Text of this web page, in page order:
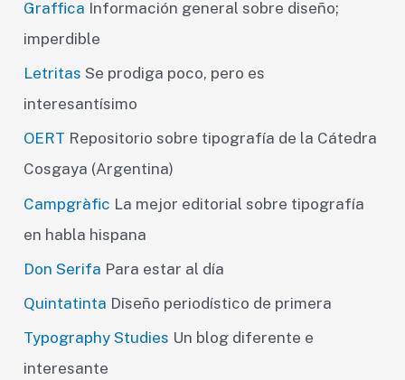
Graffica Información general sobre diseño;
imperdible
Letritas Se prodiga poco, pero es
interesantísimo
OERT Repositorio sobre tipografía de la Cátedra
Cosgaya (Argentina)
Campgràfic La mejor editorial sobre tipografía
en habla hispana
Don Serifa Para estar al día
Quintatinta Diseño periodístico de primera
Typography Studies Un blog diferente e
interesante